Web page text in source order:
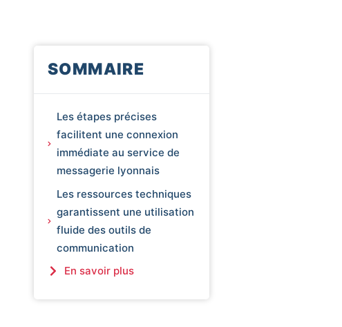
SOMMAIRE
Les étapes précises
facilitent une connexion
immédiate au service de
messagerie lyonnais
Les ressources techniques
garantissent une utilisation
fluide des outils de
communication
En savoir plus